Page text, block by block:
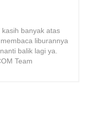
kasih banyak atas
liburannya
balik lagi ya.
Team